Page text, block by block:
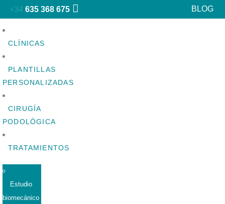
+34 635 368 675 BLOG
CLÍNICAS
PLANTILLAS
PERSONALIZADAS
CIRUGÍA
PODOLÓGICA
TRATAMIENTOS
Estudio
biomecánico